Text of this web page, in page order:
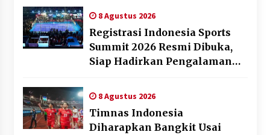
8 Agustus 2026
Registrasi Indonesia Sports
Summit 2026 Resmi Dibuka,
Siap Hadirkan Pengalaman
8 Agustus 2026
Timnas Indonesia
Diharapkan Bangkit Usai